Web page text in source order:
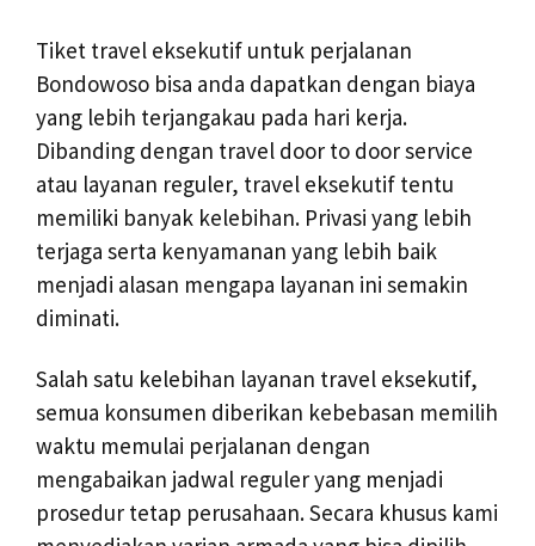
Tiket travel eksekutif untuk perjalanan
Bondowoso bisa anda dapatkan dengan biaya
yang lebih terjangakau pada hari kerja.
Dibanding dengan travel door to door service
atau layanan reguler, travel eksekutif tentu
memiliki banyak kelebihan. Privasi yang lebih
terjaga serta kenyamanan yang lebih baik
menjadi alasan mengapa layanan ini semakin
diminati.
Salah satu kelebihan layanan travel eksekutif,
semua konsumen diberikan kebebasan memilih
waktu memulai perjalanan dengan
mengabaikan jadwal reguler yang menjadi
prosedur tetap perusahaan. Secara khusus kami